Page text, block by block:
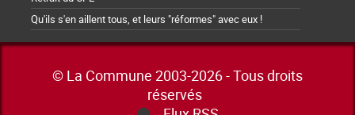
Qu'ils s'en aillent tous, et leurs "réformes" avec eux !
© La Commune 2003-2026 - Tous droits
réservés